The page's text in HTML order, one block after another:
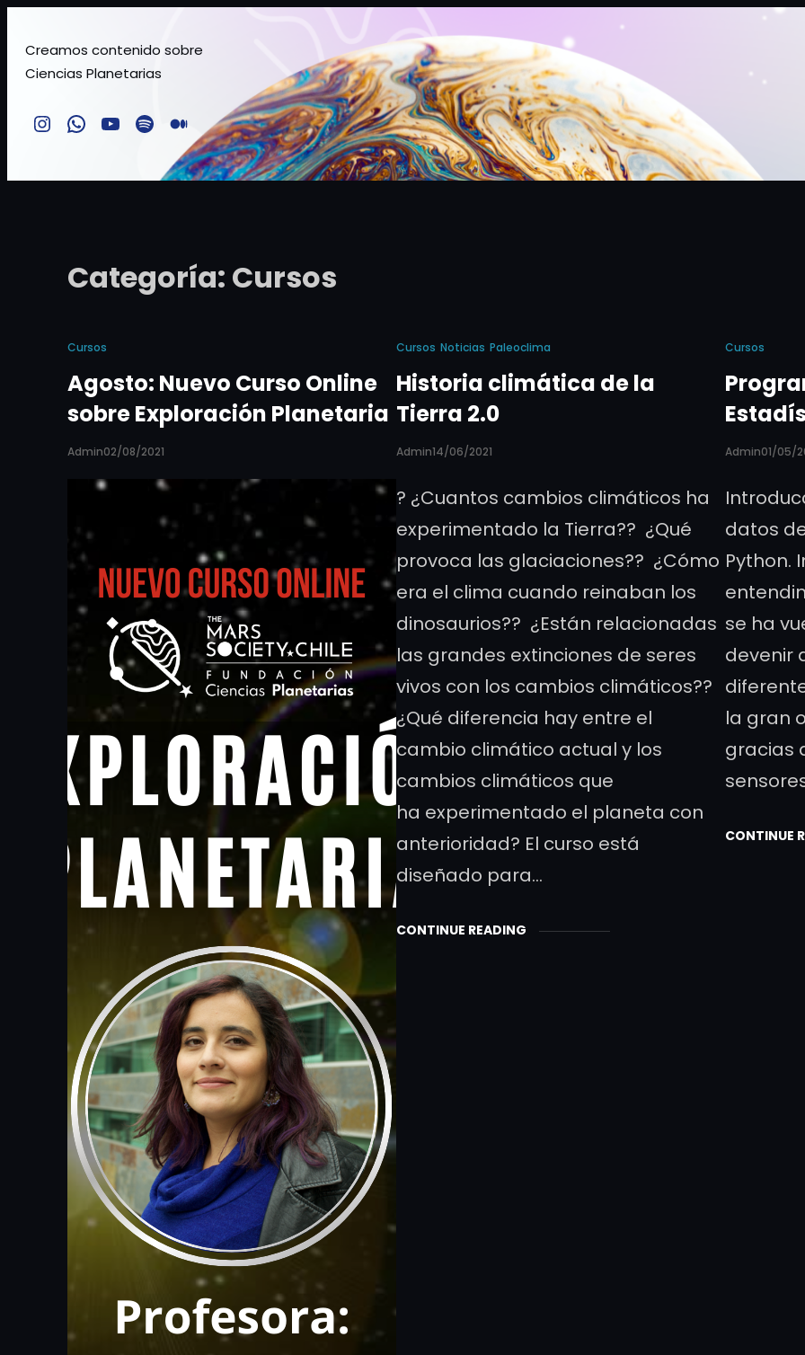
contenido
Creamos contenido sobre
Ciencias Planetarias
Instagram
Comunidad TMSchile
YouTube
SpotifyMedium
Categoría: Cursos
Cursos
Agosto: Nuevo Curso Online
sobre Exploración Planetaria
Admin02/08/2021
Cursos Noticias Paleoclima
Historia climática de la
Tierra 2.0
Admin14/06/2021
? ¿Cuantos cambios climáticos ha
experimentado la Tierra?? ¿Qué
provoca las glaciaciones?? ¿Cómo
era el clima cuando reinaban los
dinosaurios?? ¿Están relacionadas
las grandes extinciones de seres
vivos con los cambios climáticos??
¿Qué diferencia hay entre el
cambio climático actual y los
cambios climáticos que
ha experimentado el planeta con
anterioridad? El curso está
diseñado para…
CONTINUE READING
Cursos
Admin01/05/
datos
Python.
se ha
devenir
la gran
gracias
CONTINUE